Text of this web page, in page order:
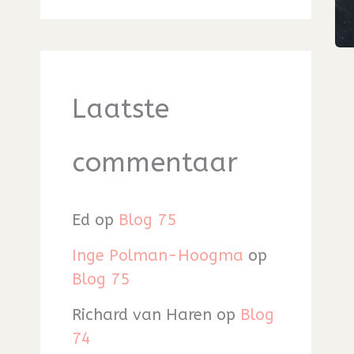
Laatste
commentaar
Ed op Blog 75
Inge Polman-Hoogma op
Blog 75
Richard van Haren op Blog
74